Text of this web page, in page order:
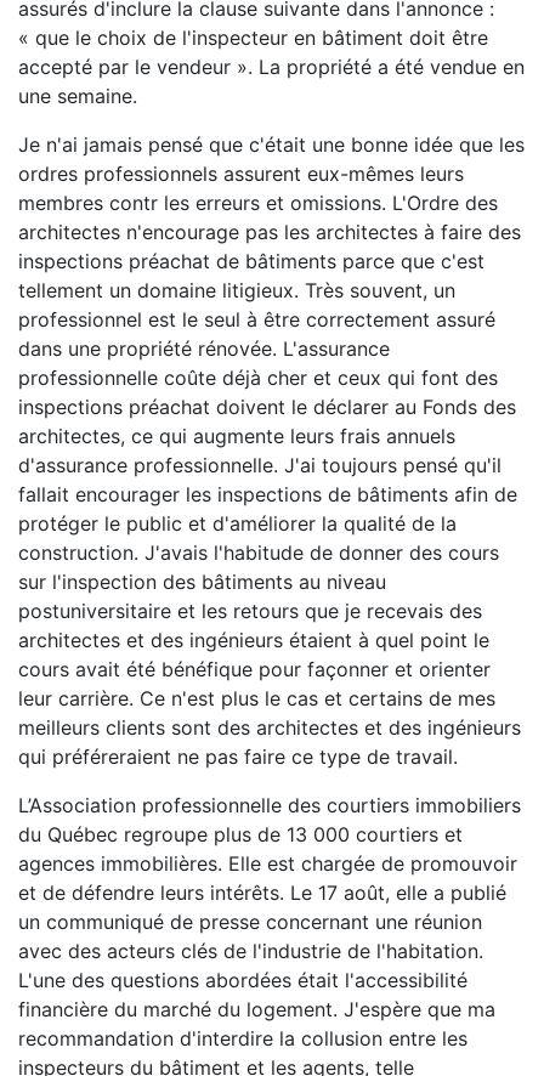
assurés d'inclure la clause suivante dans l'annonce :
« que le choix de l'inspecteur en bâtiment doit être
accepté par le vendeur ». La propriété a été vendue en
une semaine.
Je n'ai jamais pensé que c'était une bonne idée que les
ordres professionnels assurent eux-mêmes leurs
membres contr les erreurs et omissions. L'Ordre des
architectes n'encourage pas les architectes à faire des
inspections préachat de bâtiments parce que c'est
tellement un domaine litigieux. Très souvent, un
professionnel est le seul à être correctement assuré
dans une propriété rénovée. L'assurance
professionnelle coûte déjà cher et ceux qui font des
inspections préachat doivent le déclarer au Fonds des
architectes, ce qui augmente leurs frais annuels
d'assurance professionnelle. J'ai toujours pensé qu'il
fallait encourager les inspections de bâtiments afin de
protéger le public et d'améliorer la qualité de la
construction. J'avais l'habitude de donner des cours
sur l'inspection des bâtiments au niveau
postuniversitaire et les retours que je recevais des
architectes et des ingénieurs étaient à quel point le
cours avait été bénéfique pour façonner et orienter
leur carrière. Ce n'est plus le cas et certains de mes
meilleurs clients sont des architectes et des ingénieurs
qui préféreraient ne pas faire ce type de travail.
L’Association professionnelle des courtiers immobiliers
du Québec regroupe plus de 13 000 courtiers et
agences immobilières. Elle est chargée de promouvoir
et de défendre leurs intérêts. Le 17 août, elle a publié
un communiqué de presse concernant une réunion
avec des acteurs clés de l'industrie de l'habitation.
L'une des questions abordées était l'accessibilité
financière du marché du logement. J'espère que ma
recommandation d'interdire la collusion entre les
inspecteurs du bâtiment et les agents, telle